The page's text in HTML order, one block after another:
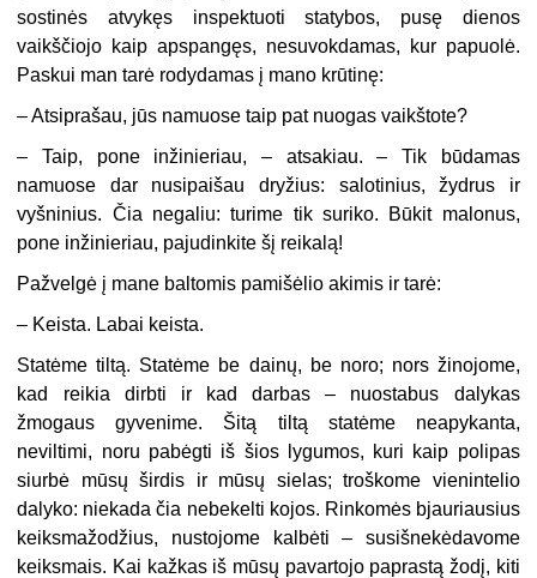
sostinės atvykęs inspektuoti statybos, pusę dienos
vaikščiojo kaip apspangęs, nesuvokdamas, kur papuolė.
Paskui man tarė rodydamas į mano krūtinę:
– Atsiprašau, jūs namuose taip pat nuogas vaikštote?
– Taip, pone inžinieriau, – atsakiau. – Tik būdamas
namuose dar nusipaišau dryžius: salotinius, žydrus ir
vyšninius. Čia negaliu: turime tik suriko. Būkit malonus,
pone inžinieriau, pajudinkite šį reikalą!
Pažvelgė į mane baltomis pamišėlio akimis ir tarė:
– Keista. Labai keista.
Statėme tiltą. Statėme be dainų, be noro; nors žinojome,
kad reikia dirbti ir kad darbas – nuostabus dalykas
žmogaus gyvenime. Šitą tiltą statėme neapykanta,
neviltimi, noru pabėgti iš šios lygumos, kuri kaip polipas
siurbė mūsų širdis ir mūsų sielas; troškome vienintelio
dalyko: niekada čia nebekelti kojos. Rinkomės bjauriausius
keiksmažodžius, nustojome kalbėti – susišnekėdavome
keiksmais. Kai kažkas iš mūsų pavartojo paprastą žodį, kiti